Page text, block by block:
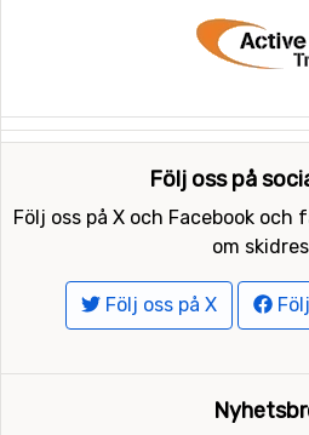
Följ oss på
Följ oss på X och Facebook och
om
Följ oss på X Följ